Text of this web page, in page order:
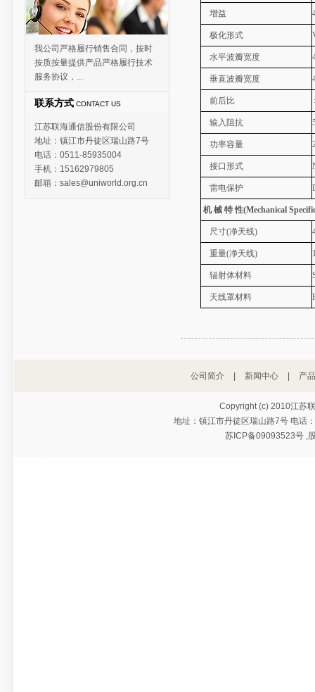
我公司严格履行销售合同，按时
按质按量提供产品严格履行技术
服务协议，...
联系方式 CONTACT US
江苏联海通信股份有限公司
地址：镇江市丹徒区瑞山路7号
电话：0511-85935004
手机：15162979805
邮箱：sales@uniworld.org.cn
增益
极化形式
水平波瓣宽度
垂直波瓣宽度
前后比
输入阻抗
功率容量
接口形式
雷电保护
机 械 特 性(Mechanical
尺寸(净天线)
重量(净天线)
辐射体材料
天线罩材料
公司简介 新闻中心 产
Copyright (c) 2010江苏
地址：镇江市丹徒区瑞山路7号 电话
苏ICP备09093523号 ,